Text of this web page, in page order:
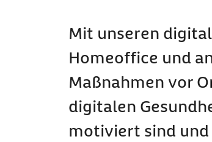
Mit unseren
Homeoffice und
Maßnahmen vor
digitalen
motiviert sind und